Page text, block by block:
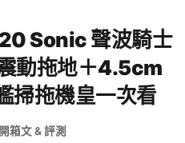
Sonic 聲波騎士
動拖地＋4.5cm
掃拖機皇一次看
開箱文 & 評測